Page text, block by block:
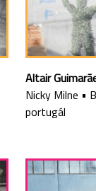
Altair
Nicky Milne •
portugál